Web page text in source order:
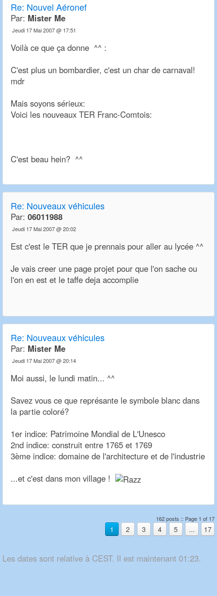
Re: Nouvel Aéronef
Par: Mister Me
Jeudi 17 Mai 2007 @ 17:51
Voilà ce que ça donne ^^ :
C'est plus un bombardier, c'est un char de carnaval!
mdr
Mais soyons sérieux:
Voici les nouveaux TER Franc-Comtois:
C'est beau hein? ^^
Re: Nouveaux véhicules
Par: 06011988
Jeudi 17 Mai 2007 @ 20:02
Est c'est le TER que je prennais pour aller au lycée ^^
Je vais creer une page projet pour que l'on sache ou
l'on en est et le taffe deja accomplie
Re: Nouveaux véhicules
Par: Mister Me
Jeudi 17 Mai 2007 @ 20:14
Moi aussi, le lundi matin... ^^
Savez vous ce que représante le symbole blanc dans
la partie coloré?
1er indice: Patrimoine Mondial de L'Unesco
2nd indice: construit entre 1765 et 1769
3ème indice: domaine de l'architecture et de l'industrie
...et c'est dans mon village !
162 posts :: Page 1 of 17
1 2 3 4 5 ... 17
Les dates sont relative à CEST. Il est maintenant 01:23.